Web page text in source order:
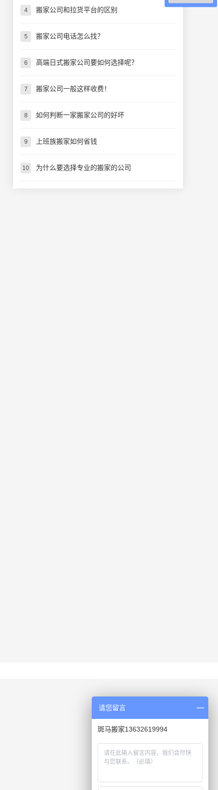
4 搬家公司和拉货平台的区别
5 搬家公司电话怎么找？
6 高端日式搬家公司要如何选择呢？
7 搬家公司一般这样收费！
8 如何判断一家搬家公司的好坏
9 上班族搬家如何省钱
10 为什么要选择专业的搬家的公司
请您留言
斑马搬家13632619994